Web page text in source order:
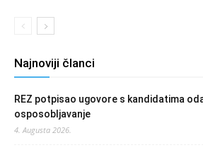
Najnoviji članci
REZ potpisao ugovore s kandidatima
osposobljavanje
4. Augusta 2026.